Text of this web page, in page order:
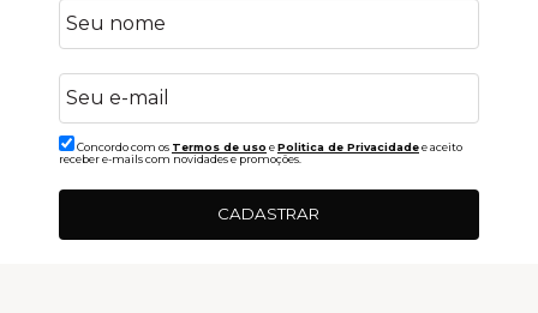
Concordo com os Termos de uso ePolitica de Privacidadee aceito
receber e-mails com novidades e promoções.
CADASTRAR